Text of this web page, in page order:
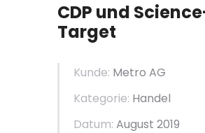
CDP und
Target
Kunde: Metro AG
Kategorie: Handel
Datum: August 2019